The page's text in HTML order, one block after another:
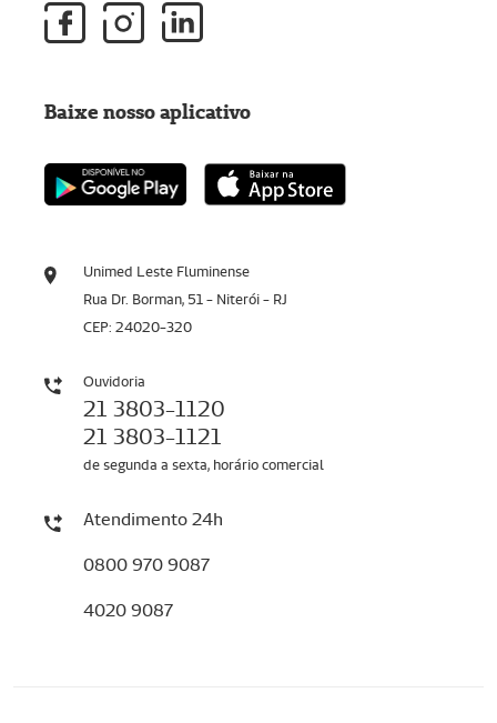
Unimed Leste Fluminense
Rua Dr. Borman, 51 - Niterói - RJ
CEP: 24020-320
Ouvidoria
21 3803-1120
21 3803-1121
de segunda a sexta, horário comercial
Atendimento 24h
0800 970 9087
4020 9087
Baixe nosso aplicativo